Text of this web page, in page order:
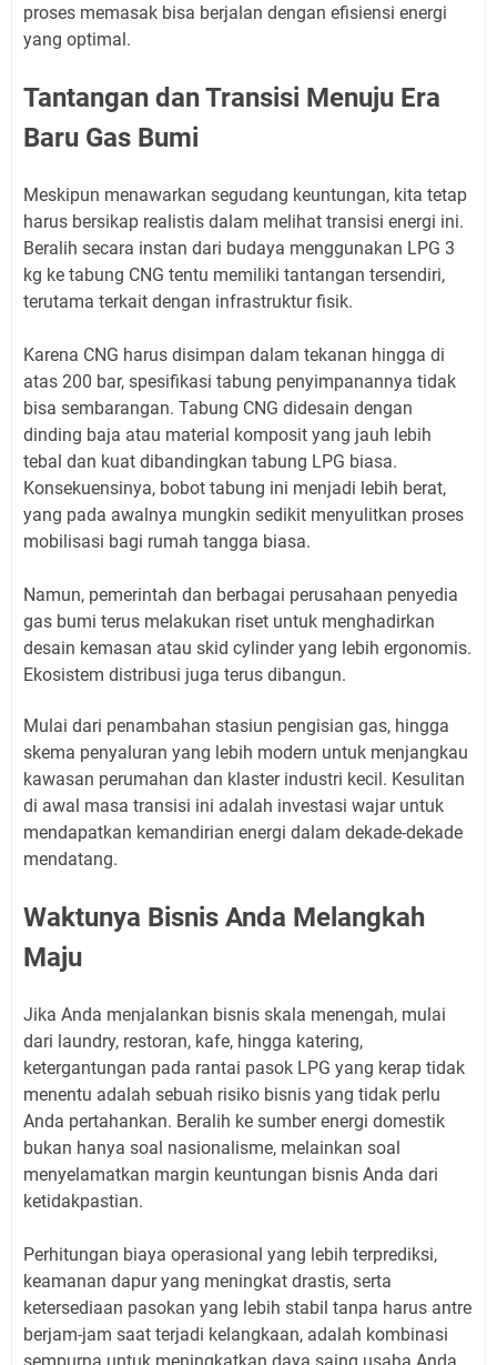
proses memasak bisa berjalan dengan efisiensi energi
yang optimal.
Tantangan dan Transisi Menuju Era
Baru Gas Bumi
Meskipun menawarkan segudang keuntungan, kita tetap
harus bersikap realistis dalam melihat transisi energi ini.
Beralih secara instan dari budaya menggunakan LPG 3
kg ke tabung CNG tentu memiliki tantangan tersendiri,
terutama terkait dengan infrastruktur fisik.
Karena CNG harus disimpan dalam tekanan hingga di
atas 200 bar, spesifikasi tabung penyimpanannya tidak
bisa sembarangan. Tabung CNG didesain dengan
dinding baja atau material komposit yang jauh lebih
tebal dan kuat dibandingkan tabung LPG biasa.
Konsekuensinya, bobot tabung ini menjadi lebih berat,
yang pada awalnya mungkin sedikit menyulitkan proses
mobilisasi bagi rumah tangga biasa.
Namun, pemerintah dan berbagai perusahaan penyedia
gas bumi terus melakukan riset untuk menghadirkan
desain kemasan atau skid cylinder yang lebih ergonomis.
Ekosistem distribusi juga terus dibangun.
Mulai dari penambahan stasiun pengisian gas, hingga
skema penyaluran yang lebih modern untuk menjangkau
kawasan perumahan dan klaster industri kecil. Kesulitan
di awal masa transisi ini adalah investasi wajar untuk
mendapatkan kemandirian energi dalam dekade-dekade
mendatang.
Waktunya Bisnis Anda Melangkah
Maju
Jika Anda menjalankan bisnis skala menengah, mulai
dari laundry, restoran, kafe, hingga katering,
ketergantungan pada rantai pasok LPG yang kerap tidak
menentu adalah sebuah risiko bisnis yang tidak perlu
Anda pertahankan. Beralih ke sumber energi domestik
bukan hanya soal nasionalisme, melainkan soal
menyelamatkan margin keuntungan bisnis Anda dari
ketidakpastian.
Perhitungan biaya operasional yang lebih terprediksi,
keamanan dapur yang meningkat drastis, serta
ketersediaan pasokan yang lebih stabil tanpa harus antre
berjam-jam saat terjadi kelangkaan, adalah kombinasi
sempurna untuk meningkatkan daya saing usaha Anda.